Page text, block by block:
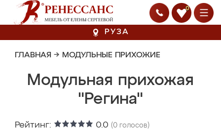
0
РУЗА
ГЛАВНАЯ → МОДУЛЬНЫЕ ПРИХОЖИЕ
Модульная прихожая
"Регина"
Рейтинг: 0.0 (0 голосов)